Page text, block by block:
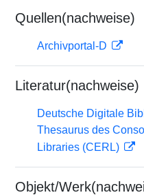
Quellen(nachweise)
Archivportal-D
Literatur(nachweise)
Deutsche Digitale
Thesaurus des
Libraries (CERL)
Objekt/